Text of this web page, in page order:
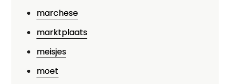
marchese
marktplaats
meisjes
moet